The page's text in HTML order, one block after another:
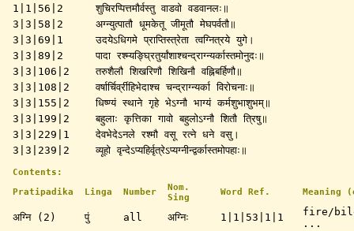
1|1|56|2
शुचिरप्पित्तमौर्वस्तु वाडवो वडवानलः॥
3|3|58|2
अग्न्युत्पातौ धूमकेतू जीमूतौ मेघपर्वतौ॥
3|3|69|1
उदयेऽधिगमे प्राप्तिस्त्रेता त्वग्नित्रये युगे।
3|3|89|2
पादा रश्म्यङ्घ्रितुर्यांशाश्चन्द्राग्न्यर्कास्तमोनुदः॥
3|3|106|2
तरुशैलौ शिखरिणौ शिखिनौ वह्निबर्हिणौ॥
3|3|108|2
वर्षार्चिर्व्रीहिभेदाश्च चन्द्राग्न्यर्का विरोचनाः॥
3|3|155|2
धिष्ण्यं स्थाने गृहे भेऽग्नौ भाग्यं कर्मशुभाशुभम्॥
3|3|199|2
बहुलाः कृत्तिका गावो बहुलोऽग्नौ शितौ त्रिषु॥
3|3|229|1
देवभेदेऽनले रश्मौ वसू रत्ने धने वसु।
3|3|239|2
व्यूहो वृन्देऽप्यहिर्वृत्रेऽप्यग्नीन्द्वर्कास्तमोपहाः॥
Contents:
Pratipadika
Linga Number
Nom.
Sing
Word Ref. Meaning
अग्नि (2) पुं all अग्निः 1|1|53|1|1
fire/
...